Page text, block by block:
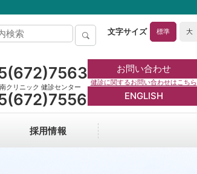
標準 大
クリニック 健診センター
お問い合わせ
健診に関するお問い合わせはこちら
ENGLISH
採用情報